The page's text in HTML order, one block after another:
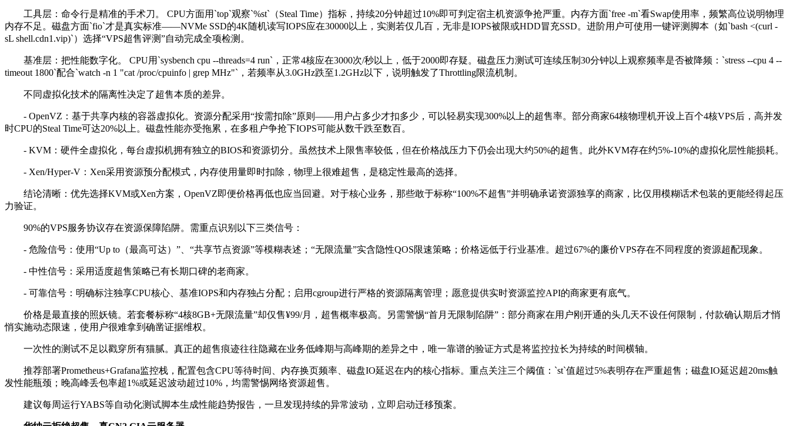
工具层：命令行是精准的手术刀。 CPU方面用 `top`观察`%st` （Steal Time）指标，持续20分钟超过10%即可判定宿主机资源争抢严重。内存方面`free -m`看Swap使用率，频繁高位说明物理
内存不足。磁盘方面`fio`才是真实标准——NVMe SSD的4K随机读写IOPS应在30000以上，实测若仅几百，无非是IOPS被限或HDD冒充SSD。进阶用户可使用一键评测脚本（如`bash <(curl -
sL shell.cdn1.vip)`）选择“VPS超售评测”自动完成全项检测。
基准层：把性能数字化。 CPU用 `sysbench cpu --threads=4 run` ，正常4核应在3000次/秒以上，低于2000即存疑。磁盘压力测试可连续压制 30分钟以上观察频率是否被降频： `stress --cpu 4 --
timeout 1800`配合`watch -n 1 "cat /proc/cpuinfo | grep MHz"` ，若频率从3.0GHz跌至1.2GHz以下，说明触发了Throttling限流机制。
不同虚拟化技术的隔离性决定了超售本质的差异。
- OpenVZ ：基于共享内核的容器虚拟化。资源分配采用“按需扣除”原则——用户占多少才扣多少，可以轻易实现300%以上的超售率。部分商家64核物理机开设上百个4核VPS后，高并发
时CPU的Steal Time可达20%以上。磁盘性能亦受拖累，在多租户争抢下IOPS可能从数千跌至数百。
- KVM ：硬件全虚拟化，每台虚拟机拥有独立的BIOS和资源切分。虽然技术上限售率较低，但在价格战压力下仍会出现大约50%的超售。此外KVM存在约5%-10%的虚拟化层性能损耗。
- Xen/Hyper-V ： Xen采用资源预分配模式，内存使用量即时扣除，物理上很难超售，是稳定性最高的选择。
结论清晰：优先选择KVM或Xen方案， OpenVZ即便价格再低也应当回避。对于核心业务，那些敢于标称“100%不超售”并明确承诺资源独享的商家，比仅用模糊话术包装的更能经得起压
力验证。
90%的VPS服务协议存在资源保障陷阱。需重点识别以下三类信号：
- 危险信号：使用“Up to （最高可达）”、“共享节点资源”等模糊表述；“无限流量”实含隐性QOS限速策略；价格远低于行业基准。超过67%的廉价VPS存在不同程度的资源超配现象。
- 中性信号：采用适度超售策略已有长期口碑的老商家。
- 可靠信号：明确标注独享CPU核心、基准IOPS和内存独占分配；启用cgroup进行严格的资源隔离管理；愿意提供实时资源监控API的商家更有底气。
价格是最直接的照妖镜。若套餐标称“4核8GB+无限流量”却仅售¥99/月，超售概率极高。另需警惕“首月无限制陷阱”：部分商家在用户刚开通的头几天不设任何限制，付款确认期后才悄
悄实施动态限速，使用户很难拿到确凿证据维权。
一次性的测试不足以戳穿所有猫腻。真正的超售痕迹往往隐藏在业务低峰期与高峰期的差异之中，唯一靠谱的验证方式是将监控拉长为持续的时间横轴。
推荐部署Prometheus+Grafana监控栈，配置包含CPU等待时间、内存换页频率、磁盘IO延迟在内的核心指标。重点关注三个阈值： `st`值超过5%表明存在严重超售；磁盘IO延迟超20ms触
发性能瓶颈；晚高峰丢包率超1%或延迟波动超过10% ，均需警惕网络资源超售。
建议每周运行YABS等自动化测试脚本生成性能趋势报告，一旦发现持续的异常波动，立即启动迁移预案。